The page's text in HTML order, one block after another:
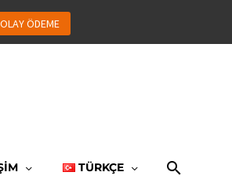
ÖDEME
TÜRKÇE